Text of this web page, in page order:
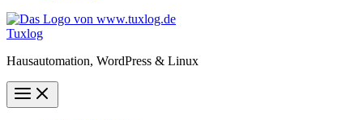
Tuxlog
Hausautomation, WordPress & Linux